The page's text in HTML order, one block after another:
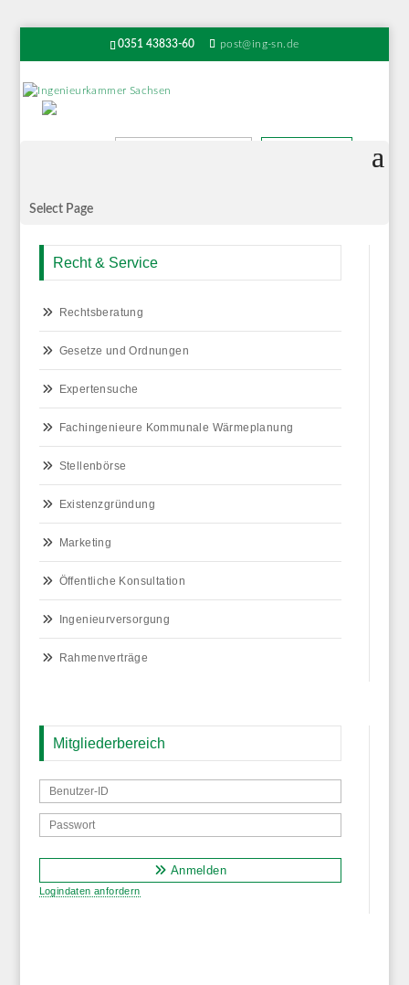
0351 43833-60 post@ing-sn.de
Select Page
Recht & Service
Rechtsberatung
Gesetze und Ordnungen
Expertensuche
Fachingenieure Kommunale Wärmeplanung
Stellenbörse
Existenzgründung
Marketing
Öffentliche Konsultation
Ingenieurversorgung
Rahmenverträge
Mitgliederbereich
Anmelden
Logindaten anfordern